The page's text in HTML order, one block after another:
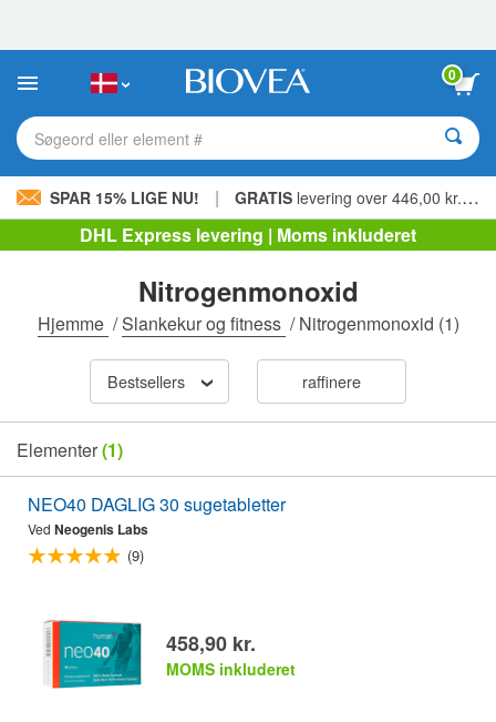
websted
0
Søgeord eller element #
SPAR 15% LIGE NU! | GRATIS levering over 446,00 kr. »
DHL Express levering | Moms inkluderet
Nitrogenmonoxid
Hjemme /Slankekur og fitness /Nitrogenmonoxid (1)
Bestsellers raffinere
Elementer(1)
NEO40 DAGLIG 30 sugetabletter
Ved Neogenis Labs
(9)
458,90 kr.
MOMS inkluderet